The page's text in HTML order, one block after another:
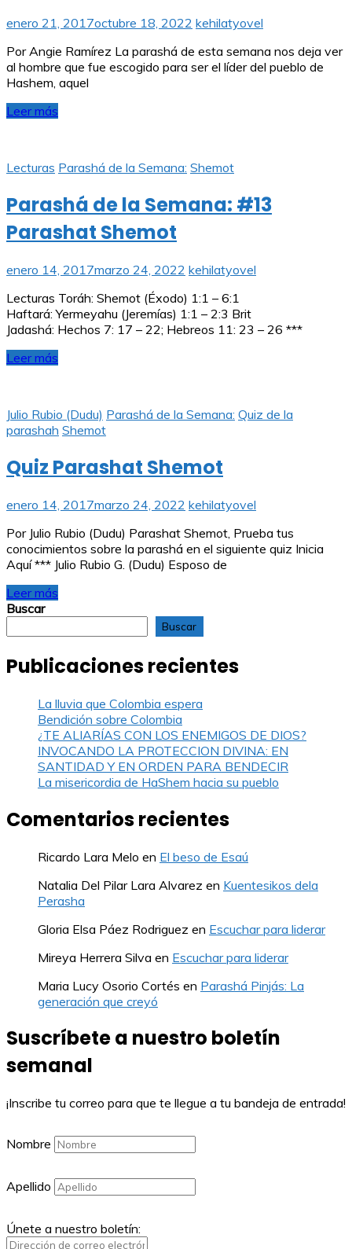
enero 21, 2017octubre 18, 2022 kehilatyovel
Por Angie Ramírez La parashá de esta semana nos deja ver
al hombre que fue escogido para ser el líder del pueblo de
Hashem, aquel
Leer más
Lecturas Parashá de la Semana: Shemot
Parashá de la Semana: #13
Parashat Shemot
enero 14, 2017marzo 24, 2022 kehilatyovel
Lecturas Toráh: Shemot (Éxodo) 1:1 – 6:1
Haftará: Yermeyahu (Jeremías) 1:1 – 2:3 Brit
Jadashá: Hechos 7: 17 – 22; Hebreos 11: 23 – 26 ***
Leer más
Julio Rubio (Dudu) Parashá de la Semana: Quiz de la
parashah Shemot
Quiz Parashat Shemot
enero 14, 2017marzo 24, 2022 kehilatyovel
Por Julio Rubio (Dudu) Parashat Shemot, Prueba tus
conocimientos sobre la parashá en el siguiente quiz Inicia
Aquí *** Julio Rubio G. (Dudu) Esposo de
Leer más
Buscar
Buscar
Publicaciones recientes
La lluvia que Colombia espera
Bendición sobre Colombia
¿TE ALIARÍAS CON LOS ENEMIGOS DE DIOS?
INVOCANDO LA PROTECCION DIVINA: EN
SANTIDAD Y EN ORDEN PARA BENDECIR
La misericordia de HaShem hacia su pueblo
Comentarios recientes
Ricardo Lara Melo en El beso de Esaú
Natalia Del Pilar Lara Alvarez en Kuentesikos dela
Perasha
Gloria Elsa Páez Rodriguez en Escuchar para liderar
Mireya Herrera Silva en Escuchar para liderar
Maria Lucy Osorio Cortés en Parashá Pinjás: La
generación que creyó
Suscríbete a nuestro boletín
semanal
¡Inscribe tu correo para que te llegue a tu bandeja de entrada!
Nombre
Apellido
Únete a nuestro boletín: